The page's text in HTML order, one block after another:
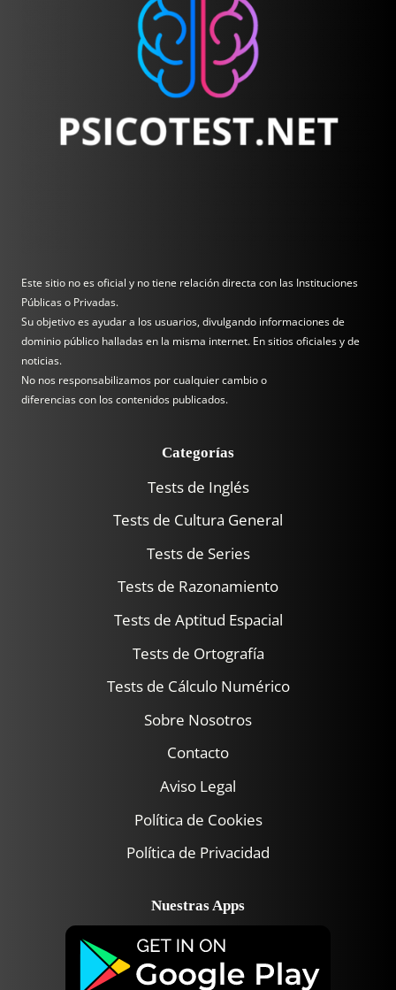
Este sitio no es oficial y no tiene relación directa con las Instituciones
Públicas o Privadas.
Su objetivo es ayudar a los usuarios, divulgando informaciones de
dominio público halladas en la misma internet. En sitios oficiales y de
noticias.
No nos responsabilizamos por cualquier cambio o
diferencias con los contenidos publicados.
Categorías
Tests de Inglés
Tests de Cultura General
Tests de Series
Tests de Razonamiento
Tests de Aptitud Espacial
Tests de Ortografía
Tests de Cálculo Numérico
Sobre Nosotros
Contacto
Aviso Legal
Política de Cookies
Política de Privacidad
Nuestras Apps